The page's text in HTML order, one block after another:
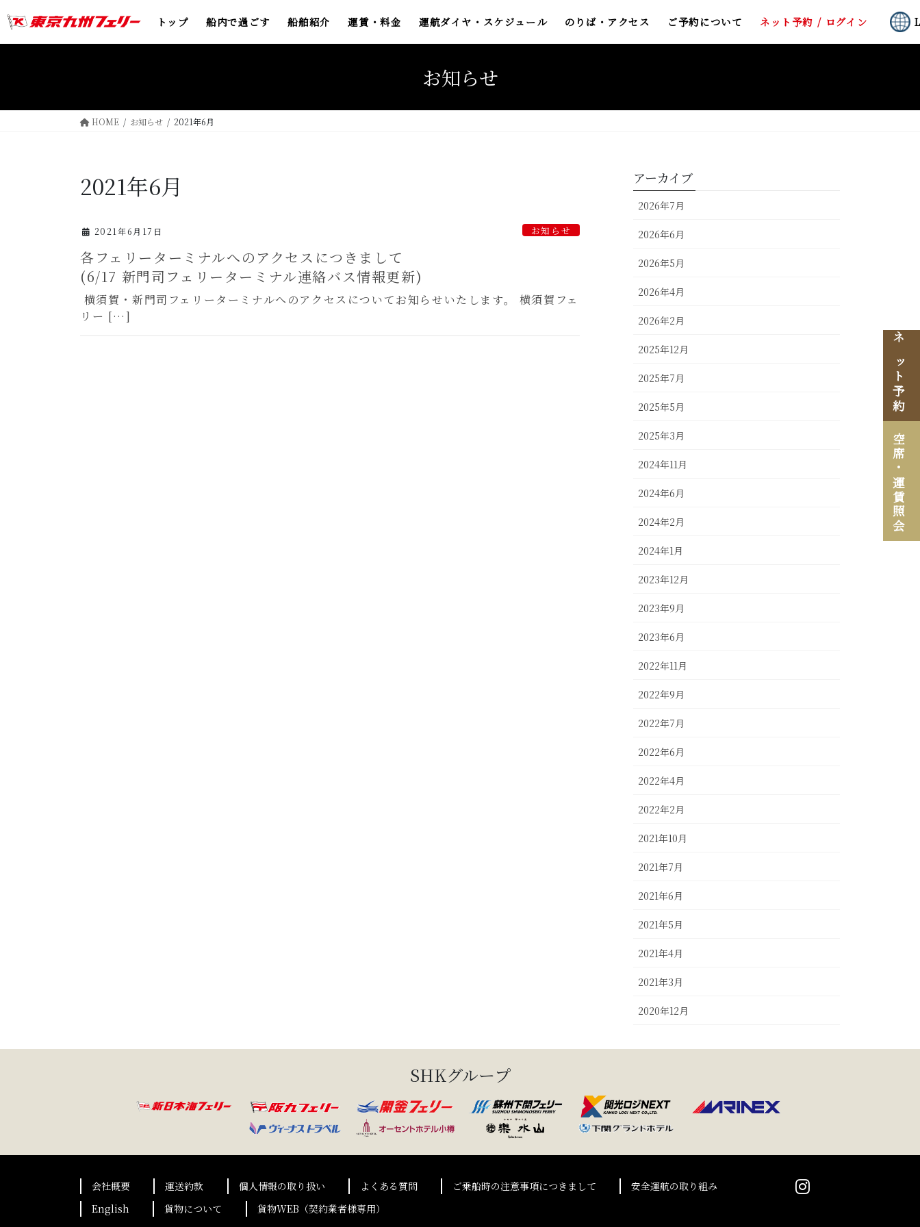
ン
テ
ビ
ゲ
トップ 船内で過ごす 船舶紹介 運賃・料金 運航ダイヤ・スケジュール のりば・アクセス ご予約について ネット予約 / ログイン
お知らせ
HOME お知らせ 2021年6月
2021年6月
2021年6月17日 お知らせ
各フェリーターミナルへのアクセスにつきまして
(6/17 新門司フェリーターミナル連絡バス情報更新)
横須賀・新門司フェリーターミナルへのアクセスについてお知らせいたします。 横須賀フェ
リー […]
アーカイブ
2026年7月
2026年6月
2026年5月
2026年4月
2026年2月
2025年12月
2025年7月
2025年5月
2025年3月
2024年11月
2024年6月
2024年2月
2024年1月
2023年12月
2023年9月
2023年6月
2022年11月
2022年9月
2022年7月
2022年6月
2022年4月
2022年2月
2021年10月
2021年7月
2021年6月
2021年5月
2021年4月
2021年3月
2020年12月
ネット予約
空席・
運賃照会
SHKグループ
会社概要 運送約款 個人情報の取り扱い よくある質問 ご乗船時の注意事項につきまして
安全運航の取り組み
English
貨物について 貨物WEB（契約業者様専用）